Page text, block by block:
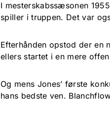
I mesterskabssæsonen
spiller i truppen. Det var
Efterhånden opstod der en
ellers startet i en mere
Og mens Jones’ første
hans bedste ven.